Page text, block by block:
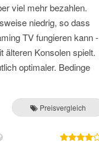
viel mehr bezahlen.
niedrig, so dass
TV fungieren kann -
älteren Konsolen spielt.
optimaler. Bedinge
Preisvergleich